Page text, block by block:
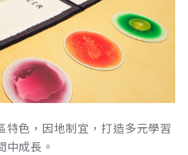
色，因地制宜，打造多元學習
中成長。